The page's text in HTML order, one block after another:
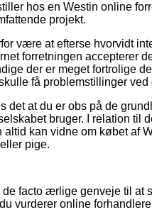
hos en Westin online
projekt.
være at efterse hvorvidt
forretningen accepterer
der er meget fortrolige
få problemstillinger ved
det at du er obs på de
bruger. I relation til
altid kan vidne om købet af
pige.
de facto ærlige genveje til at
vurderer online